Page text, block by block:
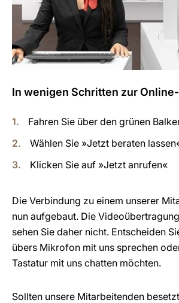
In wenigen Schritten zur
Fahren Sie über den grünen
Wählen Sie »Jetzt beraten
Klicken Sie auf »Jetzt anrufen«
Die Verbindung zu einem unserer
nun aufgebaut. Die
sehen Sie daher nicht. Entscheiden
übers Mikrofon mit uns sprechen
Tastatur mit uns chatten möchten.
Sollten unsere Mitarbeitenden